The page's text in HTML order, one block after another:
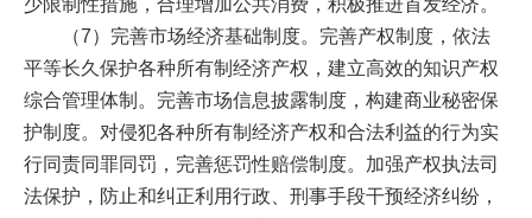
少限制性措施，合理增加公共消费，积极推进首发经济。
（7）完善市场经济基础制度。完善产权制度，依法
平等长久保护各种所有制经济产权，建立高效的知识产权
综合管理体制。完善市场信息披露制度，构建商业秘密保
护制度。对侵犯各种所有制经济产权和合法利益的行为实
行同责同罪同罚，完善惩罚性赔偿制度。加强产权执法司
法保护，防止和纠正利用行政、刑事手段干预经济纠纷，